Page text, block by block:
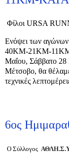
Φίλοι URSA
Ενόψει των
40ΚΜ-21KM-11ΚΜ,
Μαΐου, Σάββατο 28
Μέτσοβο, θα
τεχνικές
6ος
Ο Σύλλογος